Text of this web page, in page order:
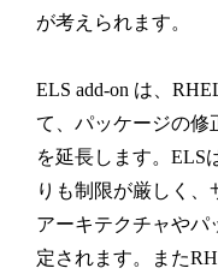
が考えられます。
ELS add-on は、
て、パッケージの修
を延長します。ELS
りも制限が厳しく、
アーキテクチャやパ
定されます。また